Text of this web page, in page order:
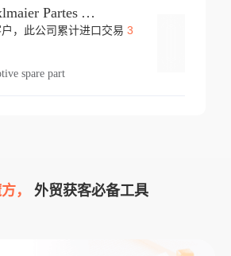
Dpm Draexlmaier Partes Automotrices Corr Ind Huejotzingo
，此公司累计进口交易 3
spare part
， 外贸获客必备工具